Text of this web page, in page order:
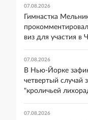
07.08.2026
Гимнастка
виз для участия в
07.08.2026
В Нью-Йорке
четвертый случай
"кроличьей
07.08.2026